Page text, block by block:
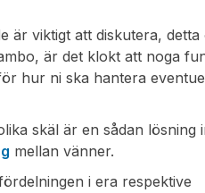
är viktigt att diskutera, detta
är det klokt att noga
hur ni ska hantera
skäl är en sådan lösning
mellan vänner.
i era respektive